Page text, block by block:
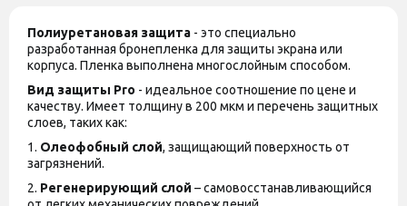
Полиуретановая защита - это специально
разработанная бронепленка для защиты экрана или
корпуса. Пленка выполнена многослойным способом.
Вид защиты Pro - идеальное соотношение по цене и
качеству. Имеет толщину в 200 мкм и перечень защитных
слоев, таких как:
1. Олеофобный слой, защищающий поверхность от
загрязнений.
2. Регенерирующий слой – самовосстанавливающийся